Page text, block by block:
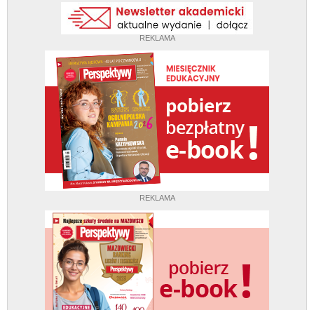
REKLAMA
REKLAMA